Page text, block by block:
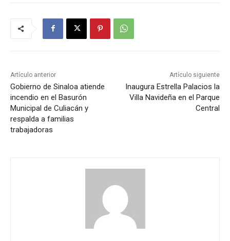
Artículo anterior
Gobierno de Sinaloa atiende
incendio en el Basurón
Municipal de Culiacán y
respalda a familias
trabajadoras
Artículo siguiente
Inaugura Estrella Palacios la
Villa Navideña en el Parque
Central